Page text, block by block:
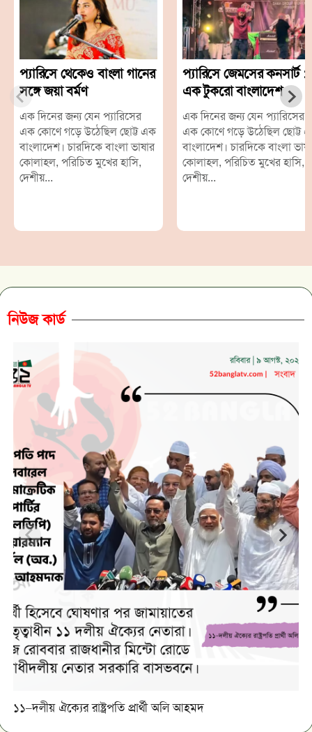
প্যারিসে থেকেও বাংলা গানের
সঙ্গে জয়া বর্মণ
এক দিনের জন্য যেন প্যারিসের
এক কোণে গড়ে উঠেছিল ছোট্ট এক
বাংলাদেশ। চারদিকে বাংলা ভাষার
কোলাহল, পরিচিত মুখের হাসি,
দেশীয়...
প্যারিসে জেমসের কনসার্ট :
এক টুকরো বাংলাদেশ
এক দিনের জন্য যেন প্যারিসের
এক কোণে গড়ে উঠেছিল ছোট্ট
বাংলাদেশ। চারদিকে বাংলা
কোলাহল, পরিচিত মুখের হাসি,
দেশীয়...
নিউজ কার্ড
১১–দলীয় ঐক্যের রাষ্ট্রপতি প্রার্থী অলি আহমদ